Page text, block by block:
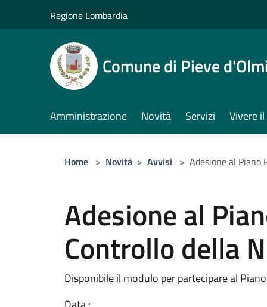
Regione Lombardia
Comune di Pieve
Amministrazione Novità Servizi Vivere
Home > Novità > Avvisi > Adesione al
Adesione al
Controllo della
Disponibile il modulo per partecipare al